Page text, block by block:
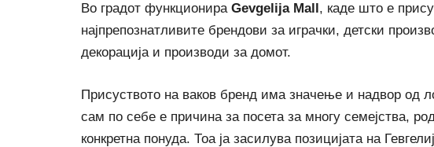
Во градот функционира Gevgelija Mall, каде што е
најпрепознатливите брендови за играчки, детски
декорација и производи за домот.
Присуството на ваков бренд има значење и надвор од
сам по себе е причина за посета за многу семејства,
конкретна понуда. Тоа ја засилува позицијата на